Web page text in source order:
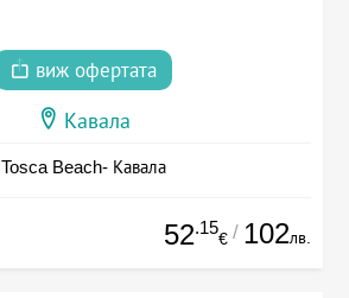
виж офертата
Кавала
Tosca Beach- Кавала
52.15
€ / 102лв.